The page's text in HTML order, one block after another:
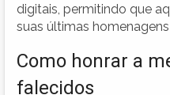
digitais, permitindo que
suas últimas
Como honrar a
falecidos